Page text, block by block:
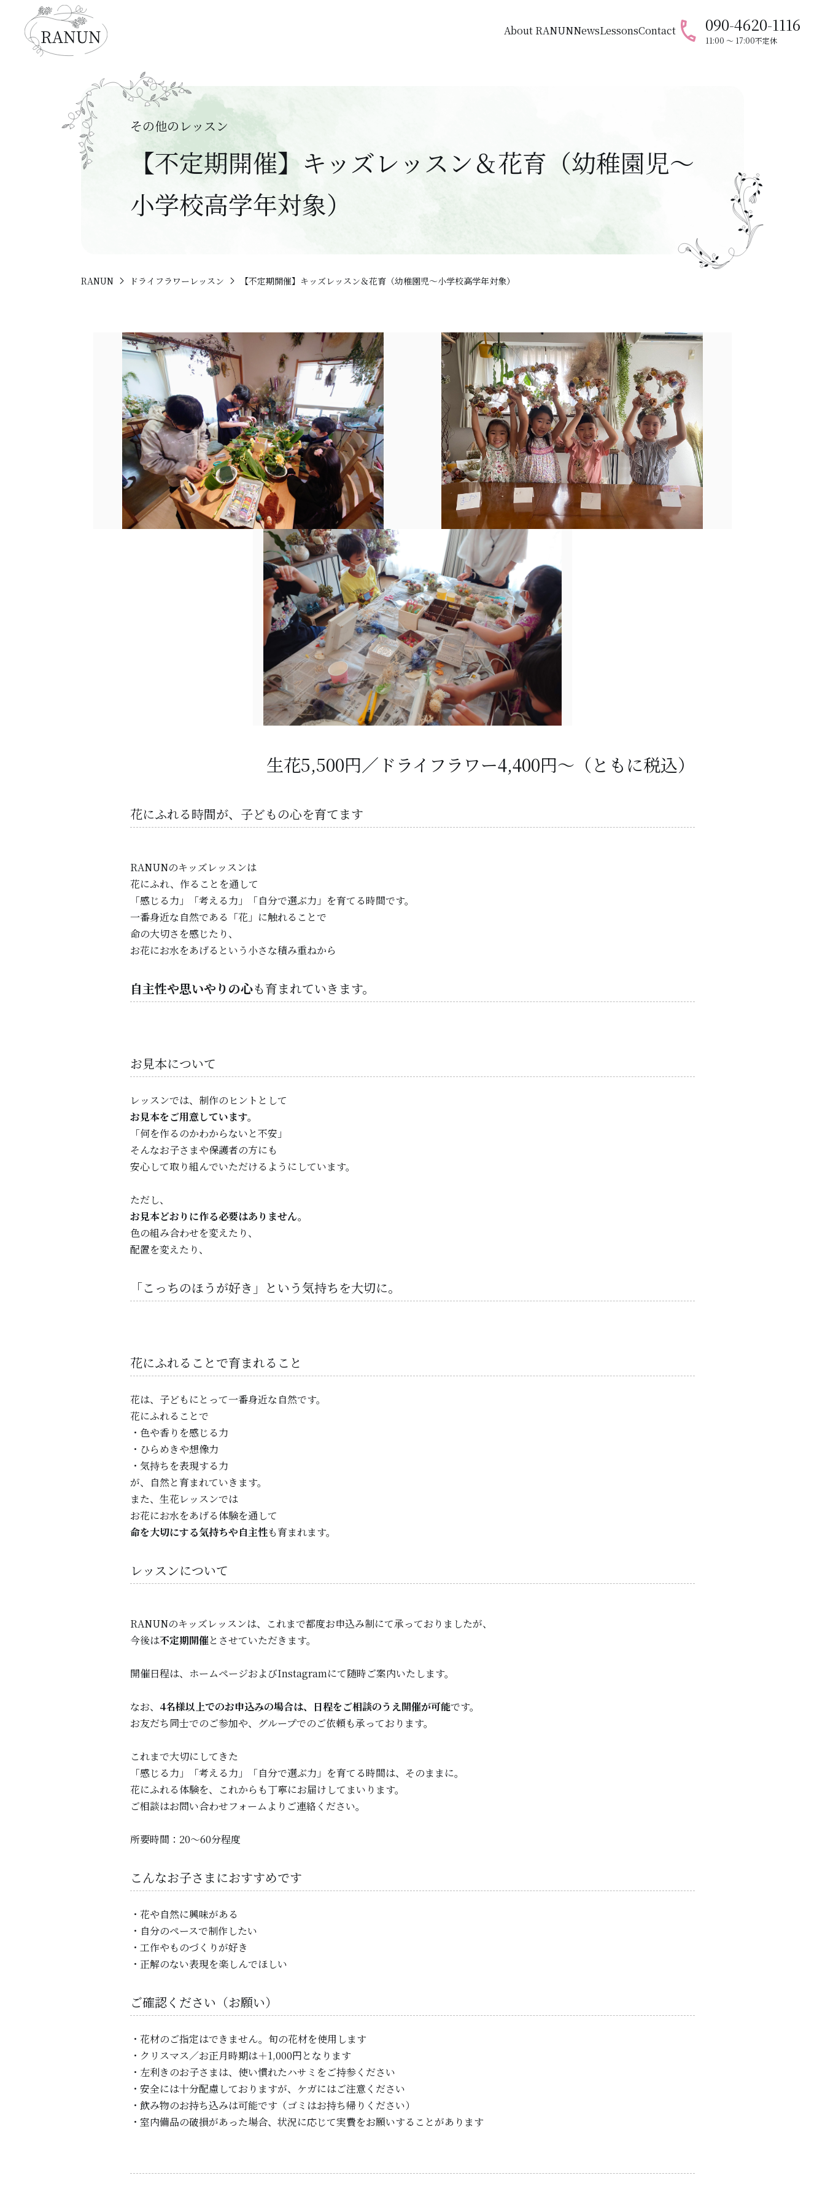
About RANUNNewsLessonsContact 090-4620-1116
11:00 〜 17:00不定休
【不定期開催】キッズレッスン＆花育（幼稚園児～
小学校高学年対象）
その他のレッスン
RANUN ドライフラワーレッスン 【不定期開催】キッズレッスン＆花育（幼稚園児～小学校高学年対象）
生花5,500円／ドライフラワー4,400円～（ともに税込）
花にふれる時間が、子どもの心を育てます
RANUNのキッズレッスンは
花にふれ、作ることを通して
「感じる力」「考える力」「自分で選ぶ力」を育てる時間です。
一番身近な自然である「花」に触れることで
命の大切さを感じたり、
お花にお水をあげるという小さな積み重ねから
自主性や思いやりの心も育まれていきます。
お見本について
レッスンでは、制作のヒントとして
お見本をご用意しています。
「何を作るのかわからないと不安」
そんなお子さまや保護者の方にも
安心して取り組んでいただけるようにしています。
ただし、
お見本どおりに作る必要はありません。
色の組み合わせを変えたり、
配置を変えたり、
「こっちのほうが好き」という気持ちを大切に。
花にふれることで育まれること
花は、子どもにとって一番身近な自然です。
花にふれることで
・色や香りを感じる力
・ひらめきや想像力
・気持ちを表現する力
が、自然と育まれていきます。
また、生花レッスンでは
お花にお水をあげる体験を通して
命を大切にする気持ちや自主性も育まれます。
レッスンについて
RANUNのキッズレッスンは、これまで都度お申込み制にて承っておりましたが、
今後は不定期開催とさせていただきます。
開催日程は、ホームページおよびInstagramにて随時ご案内いたします。
なお、 4名様以上でのお申込みの場合は、日程をご相談のうえ開催が可能です。
お友だち同士でのご参加や、グループでのご依頼も承っております。
これまで大切にしてきた
「感じる力」「考える力」「自分で選ぶ力」を育てる時間は、そのままに。
花にふれる体験を、これからも丁寧にお届けしてまいります。
ご相談はお問い合わせフォームよりご連絡ください。
所要時間：20〜60分程度
こんなお子さまにおすすめです
・花や自然に興味がある
・自分のペースで制作したい
・工作やものづくりが好き
・正解のない表現を楽しんでほしい
ご確認ください（お願い）
・花材のご指定はできません。旬の花材を使用します
・クリスマス／お正月時期は＋1,000円となります
・左利きのお子さまは、使い慣れたハサミをご持参ください
・安全には十分配慮しておりますが、ケガにはご注意ください
・飲み物のお持ち込みは可能です（ゴミはお持ち帰りください）
・室内備品の破損があった場合、状況に応じて実費をお願いすることがあります